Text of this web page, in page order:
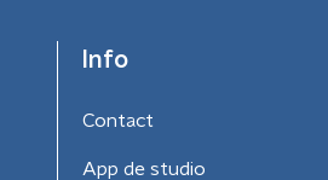
Info
Contact
App de studio